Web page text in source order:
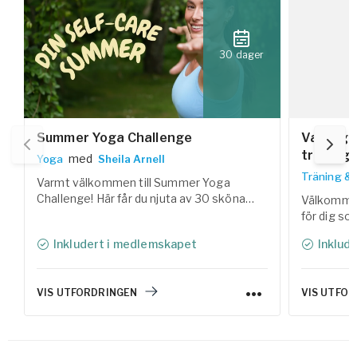
30 dager
Summer Yoga Challenge
Yoga med Sheila Arnell
Varmt välkommen till Summer Yoga
Challenge! Här får du njuta av 30 sköna
utrymme för både rörelse och vila under
Inkludert i medlemskapet
VIS UTFORDRINGEN
träning
Träning &
för dig
VIS